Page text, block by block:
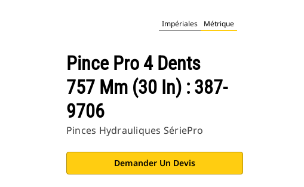
Impériales Métrique
Pince Pro 4 Dents
757 Mm (30 In) : 387-
9706
Pinces Hydrauliques SériePro
Demander Un Devis